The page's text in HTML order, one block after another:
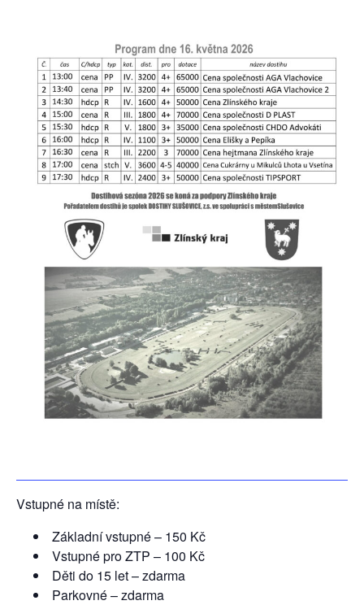
Vstupné na místě:
Základní vstupné – 150 Kč
Vstupné pro ZTP – 100 Kč
Děti do 15 let – zdarma
Parkovné – zdarma